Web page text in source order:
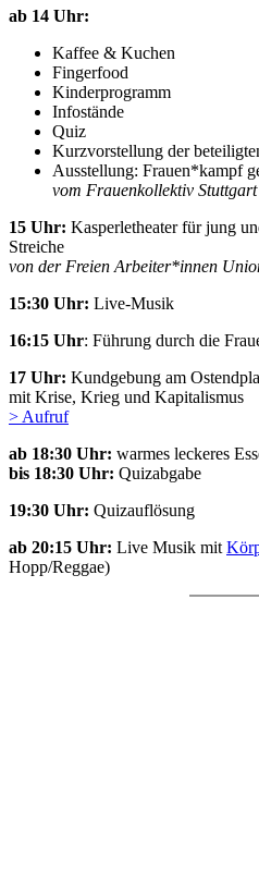
ab 14 Uhr:
Kaffee & Kuchen
Fingerfood
Kinderprogramm
Infostände
Quiz
Kurzvorstellung der
Ausstellung: Frauen*kampf
vom Frauenkollektiv Stuttgart
15 Uhr: Kasperletheater für jung
Streiche
von der Freien Arbeiter*innen
15:30 Uhr: Live-Musik
16:15 Uhr: Führung durch die
17 Uhr: Kundgebung am
mit Krise, Krieg und Kapitalismus
> Aufruf
ab 18:30 Uhr: warmes leckeres
bis 18:30 Uhr: Quizabgabe
19:30 Uhr: Quizauflösung
ab 20:15 Uhr: Live Musik mit
Hopp/Reggae)